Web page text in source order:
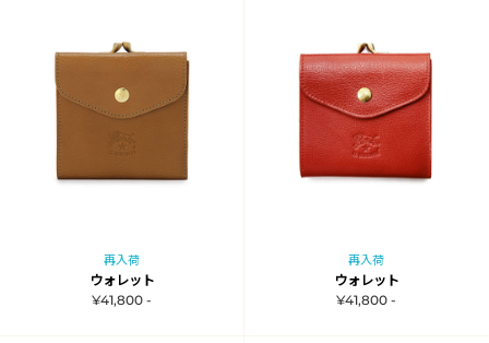
再入荷
ウォレット
¥41,800 -
再入荷
ウォレット
¥41,800 -